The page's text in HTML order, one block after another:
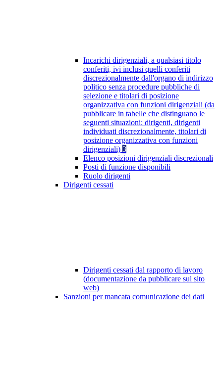
Incarichi dirigenziali, a qualsiasi titolo
conferiti, ivi inclusi quelli conferiti
discrezionalmente dall'organo di indirizzo
politico senza procedure pubbliche di
selezione e titolari di posizione
organizzativa con funzioni dirigenziali (da
pubblicare in tabelle che distinguano le
seguenti situazioni: dirigenti, dirigenti
individuati discrezionalmente, titolari di
posizione organizzativa con funzioni
dirigenziali) 3
Elenco posizioni dirigenziali discrezionali
Posti di funzione disponibili
Ruolo dirigenti
Dirigenti cessati
Dirigenti cessati dal rapporto di lavoro
(documentazione da pubblicare sul sito
web)
Sanzioni per mancata comunicazione dei dati